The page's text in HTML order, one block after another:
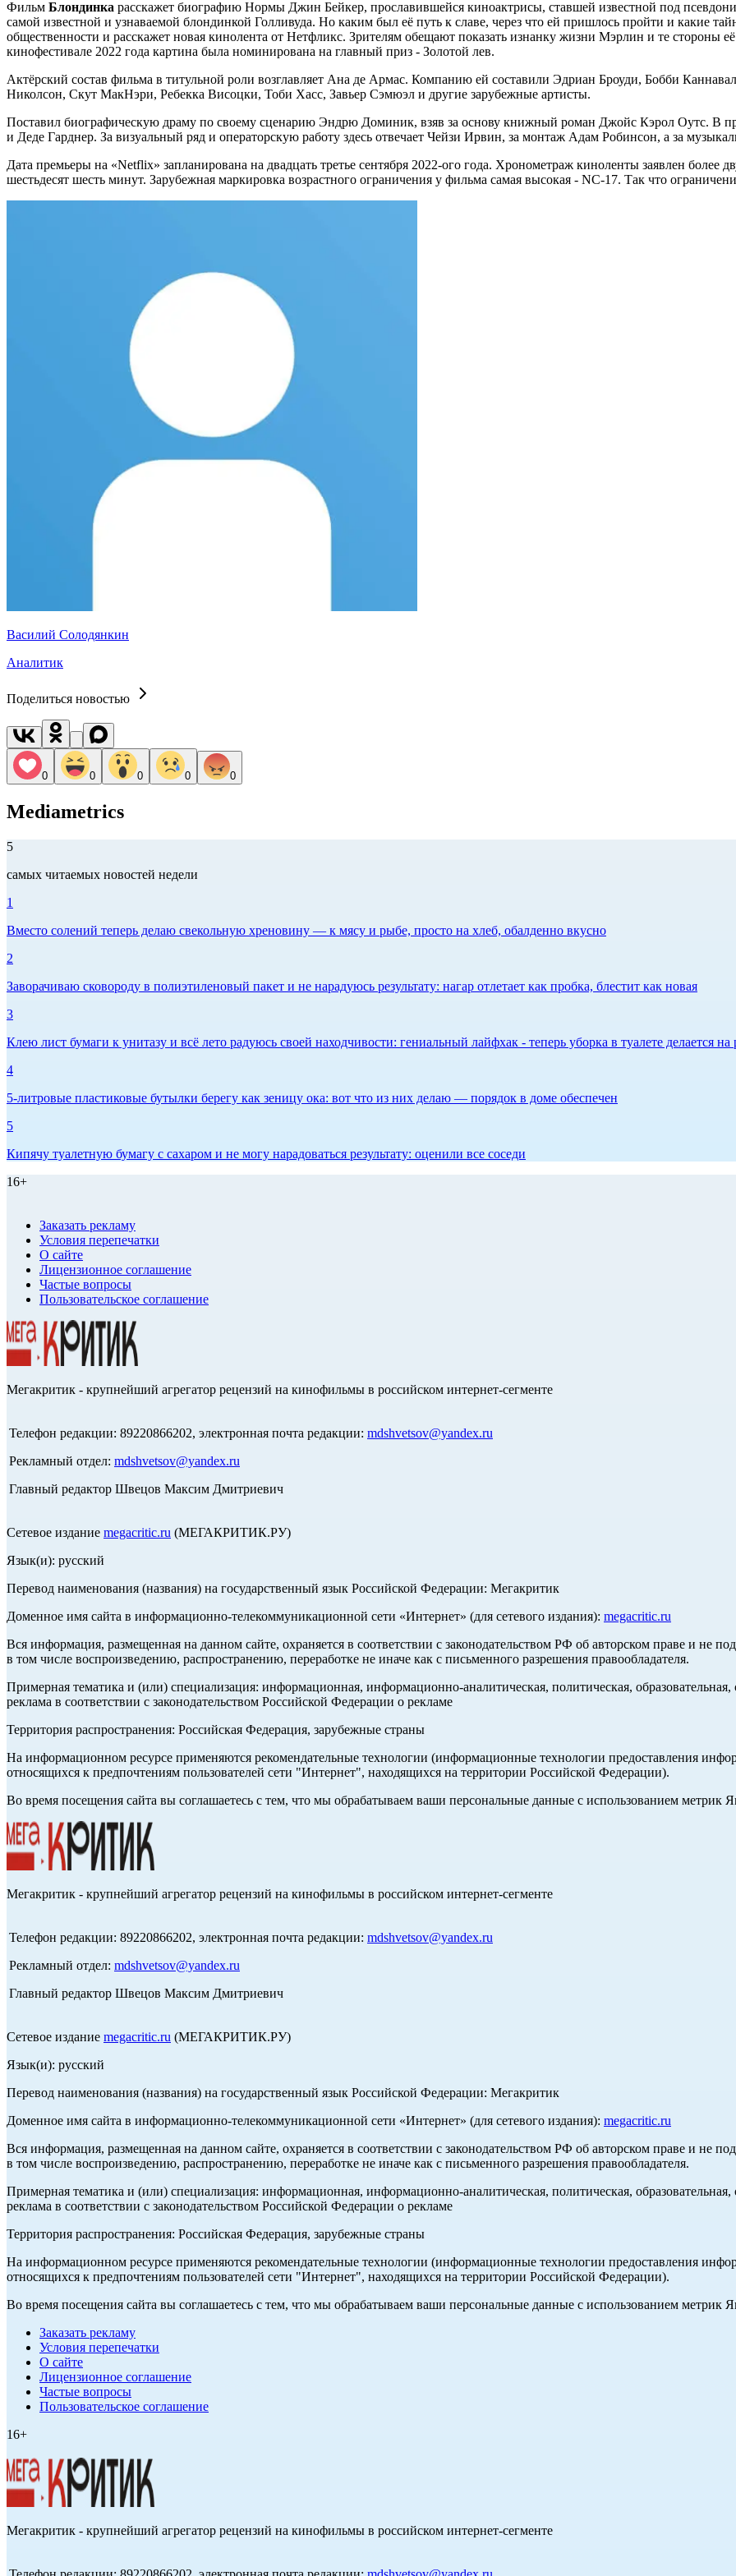
Фильм Блондинка расскажет биографию Нормы Джин Бейкер, прославившейся киноактрисы, ставшей известной под
самой известной и узнаваемой блондинкой Голливуда. Но каким был её путь к славе, через что ей пришлось пройти и какие
общественности и расскажет новая кинолента от Нетфликс. Зрителям обещают показать изнанку жизни Мэрлин и те стороны
кинофестивале 2022 года картина была номинирована на главный приз - Золотой лев.
Актёрский состав фильма в титульной роли возглавляет Ана де Армас. Компанию ей составили Эдриан Броуди, Бобби
Николсон, Скут МакНэри, Ребекка Висоцки, Тоби Хасс, Завьер Сэмюэл и другие зарубежные артисты.
Поставил биографическую драму по своему сценарию Эндрю Доминик, взяв за основу книжный роман Джойс Кэрол Оутс. В
и Деде Гарднер. За визуальный ряд и операторскую работу здесь отвечает Чейзи Ирвин, за монтаж Адам Робинсон, а за
Дата премьеры на «Netflix» запланирована на двадцать третье сентября 2022-ого года. Хронометраж киноленты заявлен более
шестьдесят шесть минут. Зарубежная маркировка возрастного ограничения у фильма самая высокая - NC-17. Так что
Василий Солодянкин
Аналитик
Поделиться новостью
0 0 0 0 0
Mediametrics
5
самых читаемых новостей недели
1
Вместо солений теперь делаю свекольную хреновину — к мясу и рыбе, просто на хлеб, обалденно вкусно
2
Заворачиваю сковороду в полиэтиленовый пакет и не нарадуюсь результату: нагар отлетает как пробка, блестит как новая
3
Клею лист бумаги к унитазу и всё лето радуюсь своей находчивости: гениальный лайфхак - теперь уборка в туалете делается на
4
5-литровые пластиковые бутылки берегу как зеницу ока: вот что из них делаю — порядок в доме обеспечен
5
Кипячу туалетную бумагу с сахаром и не могу нарадоваться результату: оценили все соседи
16+
Заказать рекламу
Условия перепечатки
О сайте
Лицензионное соглашение
Частые вопросы
Пользовательское соглашение
Мегакритик - крупнейший агрегатор рецензий на кинофильмы в российском интернет-сегменте
Телефон редакции: 89220866202, электронная почта редакции: mdshvetsov@yandex.ru
Рекламный отдел: mdshvetsov@yandex.ru
Главный редактор Швецов Максим Дмитриевич
Сетевое издание megacritic.ru (МЕГАКРИТИК.РУ)
Язык(и): русский
Перевод наименования (названия) на государственный язык Российской Федерации: Мегакритик
Доменное имя сайта в информационно-телекоммуникационной сети «Интернет» (для сетевого издания): megacritic.ru
Вся информация, размещенная на данном сайте, охраняется в соответствии с законодательством РФ об авторском праве и не
в том числе воспроизведению, распространению, переработке не иначе как с письменного разрешения правообладателя.
Примерная тематика и (или) специализация: информационная, информационно-аналитическая, политическая, образовательная,
реклама в соответствии с законодательством Российской Федерации о рекламе
Территория распространения: Российская Федерация, зарубежные страны
На информационном ресурсе применяются рекомендательные технологии (информационные технологии предоставления
относящихся к предпочтениям пользователей сети "Интернет", находящихся на территории Российской Федерации).
Во время посещения сайта вы соглашаетесь с тем, что мы обрабатываем ваши персональные данные с использованием метрик
Мегакритик - крупнейший агрегатор рецензий на кинофильмы в российском интернет-сегменте
Телефон редакции: 89220866202, электронная почта редакции: mdshvetsov@yandex.ru
Рекламный отдел: mdshvetsov@yandex.ru
Главный редактор Швецов Максим Дмитриевич
Сетевое издание megacritic.ru (МЕГАКРИТИК.РУ)
Язык(и): русский
Перевод наименования (названия) на государственный язык Российской Федерации: Мегакритик
Доменное имя сайта в информационно-телекоммуникационной сети «Интернет» (для сетевого издания): megacritic.ru
Вся информация, размещенная на данном сайте, охраняется в соответствии с законодательством РФ об авторском праве и не
в том числе воспроизведению, распространению, переработке не иначе как с письменного разрешения правообладателя.
Примерная тематика и (или) специализация: информационная, информационно-аналитическая, политическая, образовательная,
реклама в соответствии с законодательством Российской Федерации о рекламе
Территория распространения: Российская Федерация, зарубежные страны
На информационном ресурсе применяются рекомендательные технологии (информационные технологии предоставления
относящихся к предпочтениям пользователей сети "Интернет", находящихся на территории Российской Федерации).
Во время посещения сайта вы соглашаетесь с тем, что мы обрабатываем ваши персональные данные с использованием метрик
Заказать рекламу
Условия перепечатки
О сайте
Лицензионное соглашение
Частые вопросы
Пользовательское соглашение
16+
Мегакритик - крупнейший агрегатор рецензий на кинофильмы в российском интернет-сегменте